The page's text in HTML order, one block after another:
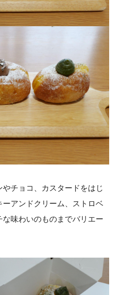
チョコ、カスタードをはじ
アンドクリーム、ストロベ
味わいのものまでバリエー